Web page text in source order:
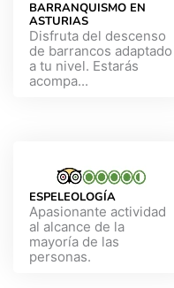
BARRANQUISMO EN
ASTURIAS
Disfruta del descenso
de barrancos adaptado
a tu nivel. Estarás
acompa...
ESPELEOLOGÍA
Apasionante actividad
al alcance de la
mayoría de las
personas.